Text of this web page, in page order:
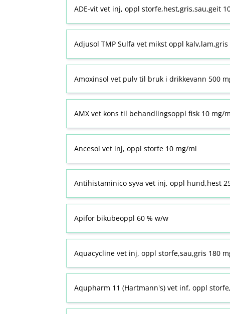
ADE-vit vet inj, oppl storfe,hest,gris,sau,geit
Adjusol TMP Sulfa vet mikst oppl
Amoxinsol vet pulv til bruk i drikkevann 500
AMX vet kons til behandlingsoppl fisk 10 mg/
Ancesol vet inj, oppl storfe 10 mg/ml
Antihistaminico syva vet inj, oppl hund,hest
Apifor bikubeoppl 60 % w​/​w
Aquacycline vet inj, oppl storfe,sau,gris 180
Aqupharm 11 (Hartmann's) vet inf, oppl